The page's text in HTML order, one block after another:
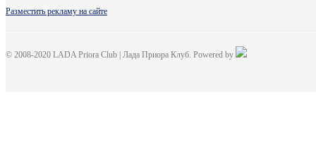
Разместить рекламу на сайте
© 2008-2020 LADA Priora Club | Лада Приора Клуб. Powered by